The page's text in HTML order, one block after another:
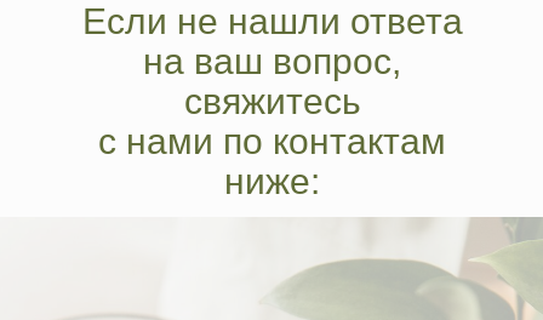
Если не нашли ответа
на ваш вопрос,
свяжитесь
с нами по контактам
ниже: